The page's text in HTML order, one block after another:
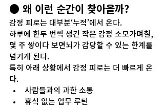
● 왜 이런 순간이 찾아올까?
감정 피로는 대부분‘누적’에서 온다.
하루에 한두 번씩 생긴 작은 감정 소모가며칠,
몇 주 쌓이다 보면뇌가 감당할 수 있는 한계를
넘기게 된다.
특히 아래 상황에서 감정 피로는 더 빠르게 온
다.
사람들과의 과한 소통
휴식 없는 업무 루틴